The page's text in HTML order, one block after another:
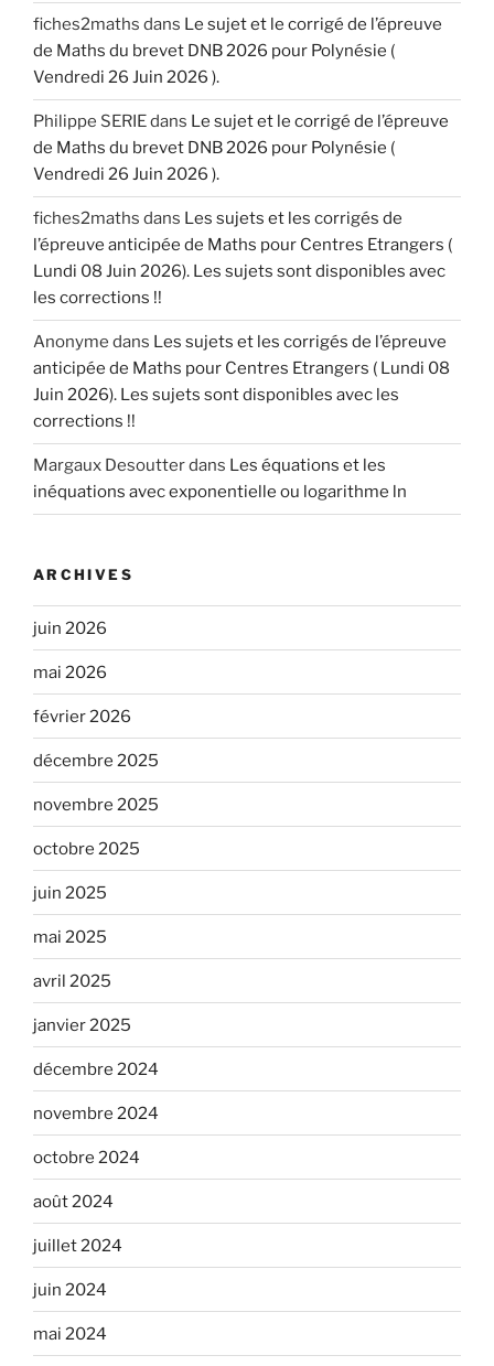
fiches2maths dans Le sujet et le corrigé de l’épreuve
de Maths du brevet DNB 2026 pour Polynésie (
Vendredi 26 Juin 2026 ).
Philippe SERIEdans Le sujet et le corrigé de l’épreuve
de Maths du brevet DNB 2026 pour Polynésie (
Vendredi 26 Juin 2026 ).
fiches2maths dans Les sujets et les corrigés de
l’épreuve anticipée de Maths pour Centres Etrangers (
Lundi 08 Juin 2026). Les sujets sont disponibles avec
les corrections !!
Anonyme dans Les sujets et les corrigés de l’épreuve
anticipée de Maths pour Centres Etrangers ( Lundi 08
Juin 2026). Les sujets sont disponibles avec les
corrections !!
Margaux Desoutterdans Les équations et les
inéquations avec exponentielle ou logarithme ln
ARCHIVES
juin 2026
mai 2026
février 2026
décembre 2025
novembre 2025
octobre 2025
juin 2025
mai 2025
avril 2025
janvier 2025
décembre 2024
novembre 2024
octobre 2024
août 2024
juillet 2024
juin 2024
mai 2024